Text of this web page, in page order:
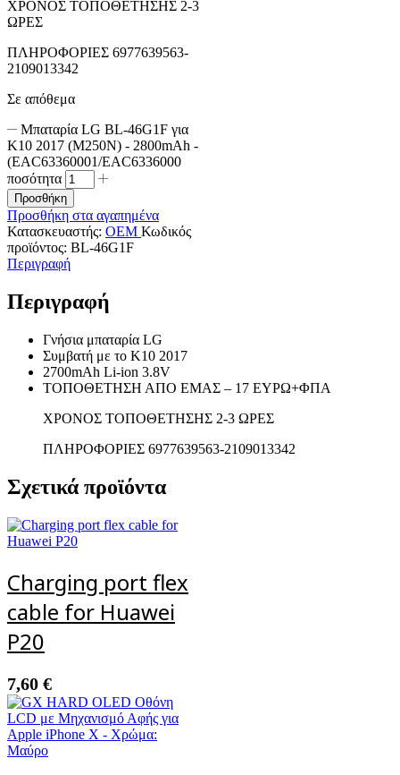
ΧΡΟΝΟΣ ΤΟΠΟΘΕΤΗΣΗΣ 2-3
ΩΡΕΣ
ΠΛΗΡΟΦΟΡΙΕΣ 6977639563-
2109013342
Σε απόθεμα
Μπαταρία LG BL-46G1F για
K10 2017 (M250N) - 2800mAh -
(EAC63360001/EAC6336000
ποσότητα
Προσθήκη
Προσθήκη στα αγαπημένα
Κατασκευαστής: OEM Κωδικός
προϊόντος: BL-46G1F
Περιγραφή
Περιγραφή
Γνήσια μπαταρία LG
Συμβατή με το K10 2017
2700mAh Li-ion 3.8V
ΤΟΠΟΘΕΤΗΣΗ ΑΠΟ ΕΜΑΣ – 17 ΕΥΡΩ+ΦΠΑ
ΧΡΟΝΟΣ ΤΟΠΟΘΕΤΗΣΗΣ 2-3 ΩΡΕΣ
ΠΛΗΡΟΦΟΡΙΕΣ 6977639563-2109013342
Σχετικά προϊόντα
Charging port flex
cable for Huawei
P20
7,60 €